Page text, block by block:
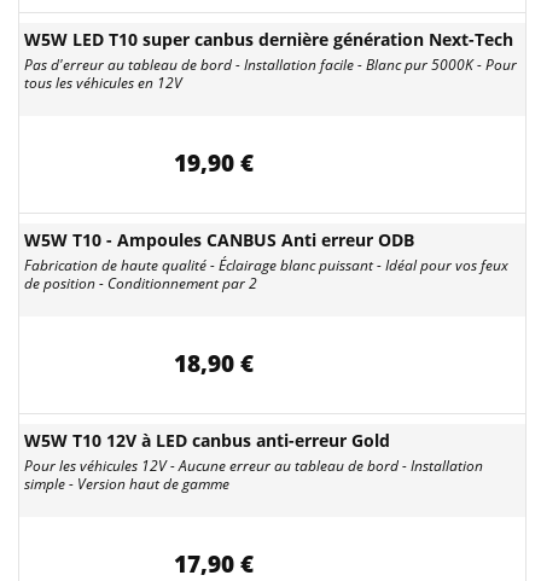
W5W LED T10 super canbus dernière génération Next-Tech
Pas d'erreur au tableau de bord - Installation facile - Blanc pur 5000K - Pour
tous les véhicules en 12V
19,90 €
W5W T10 - Ampoules CANBUS Anti erreur ODB
Fabrication de haute qualité - Éclairage blanc puissant - Idéal pour vos feux
de position - Conditionnement par 2
18,90 €
W5W T10 12V à LED canbus anti-erreur Gold
Pour les véhicules 12V - Aucune erreur au tableau de bord - Installation
simple - Version haut de gamme
17,90 €